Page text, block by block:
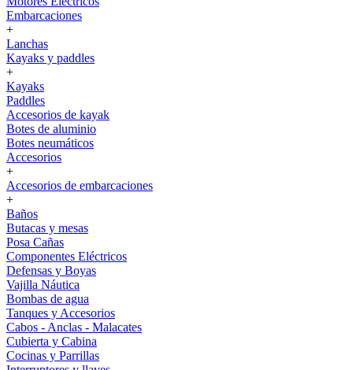
Embarcaciones
+
Lanchas
Kayaks y paddles
+
Kayaks
Paddles
Accesorios de kayak
Botes de aluminio
Botes neumáticos
Accesorios
+
Accesorios de embarcaciones
+
Baños
Butacas y mesas
Posa Cañas
Componentes Eléctricos
Defensas y Boyas
Vajilla Náutica
Bombas de agua
Tanques y Accesorios
Cabos - Anclas - Malacates
Cubierta y Cabina
Cocinas y Parrillas